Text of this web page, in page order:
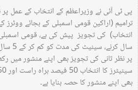
پی ٹی آئی نے وزیراعظم کے انتخاب کے عمل پر
ترامیم (اراکین قومی اسمبلی کے بجائے ووٹرز
سال
پر نظر ثانی کی تجویز بھی اپنے منشور میں
بھی اپنے منشور کا حصہ بنایا ہے۔